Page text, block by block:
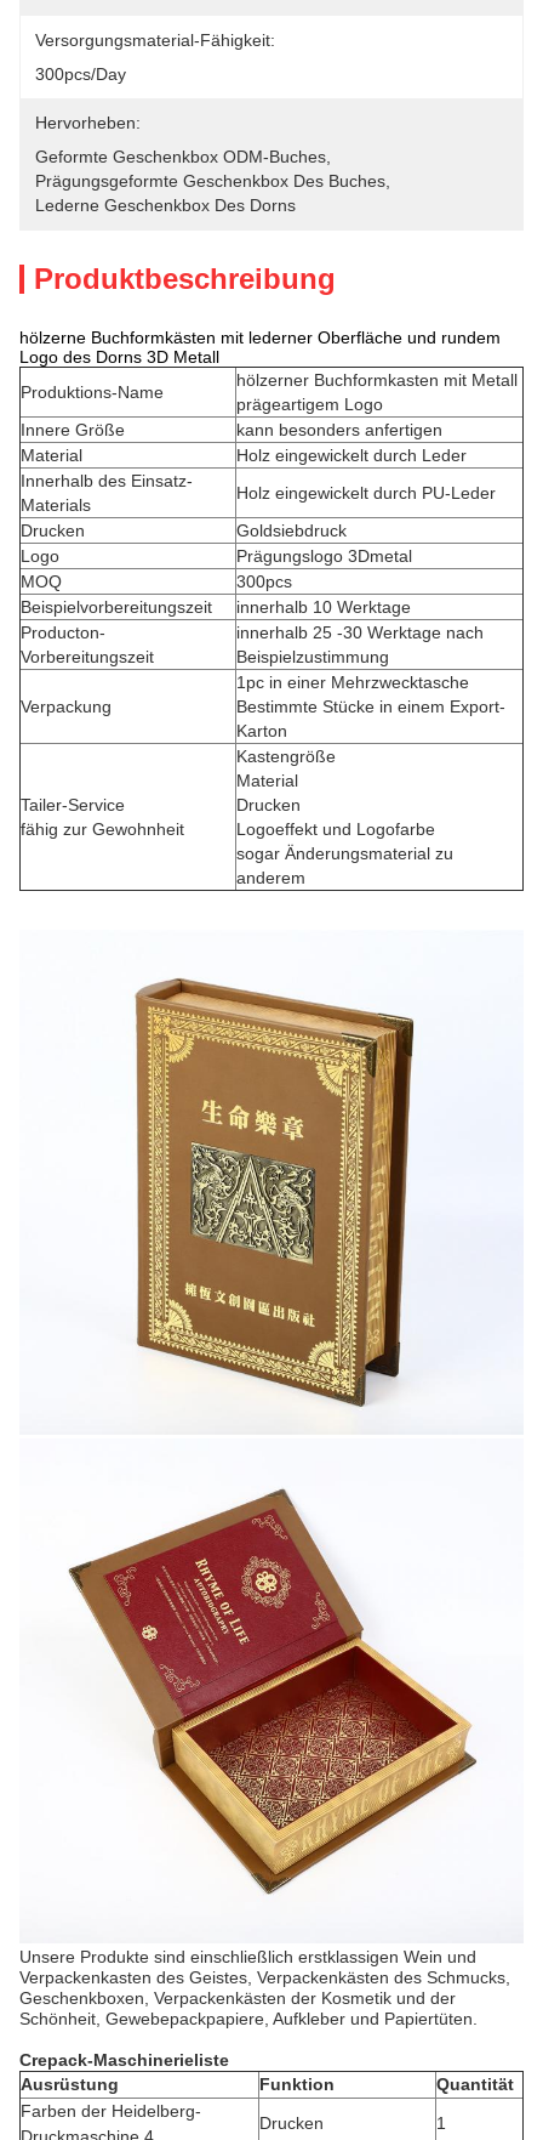
Versorgungsmaterial-Fähigkeit:
300pcs/day
Hervorheben:
Geformte Geschenkbox ODM-Buches
Prägungsgeformte Geschenkbox Des Buches
Lederne Geschenkbox Des Dorns
Produktbeschreibung
hölzerne Buchformkästen mit lederner Oberfläche und rundem
Logo des Dorns 3D Metall
Produktions-Name
hölzerner Buchformkasten mit Metall
prägeartigem Logo
Innere Größe
kann besonders anfertigen
Material
Holz eingewickelt durch Leder
Innerhalb des Einsatz-
Materials
Holz eingewickelt durch PU-Leder
Drucken
Goldsiebdruck
Logo
Prägungslogo 3Dmetal
MOQ
300pcs
Beispielvorbereitungszeit
innerhalb 10 Werktage
Producton-
Vorbereitungszeit
innerhalb 25 -30 Werktage nach
Beispielzustimmung
Verpackung
1pc in einer Mehrzwecktasche
Bestimmte Stücke in einem Export-
Karton
Tailer-Service
fähig zur Gewohnheit
Kastengröße
Material
Drucken
Logoeffekt und Logofarbe
sogar Änderungsmaterial zu
anderem
Unsere Produkte sind einschließlich erstklassigen Wein und
Verpackenkasten des Geistes, Verpackenkästen des Schmucks,
Geschenkboxen, Verpackenkästen der Kosmetik und der
Schönheit, Gewebepackpapiere, Aufkleber und Papiertüten.
Crepack-Maschinerieliste
Ausrüstung
Funktion
Quantität
Farben der Heidelberg-
Drucken 1